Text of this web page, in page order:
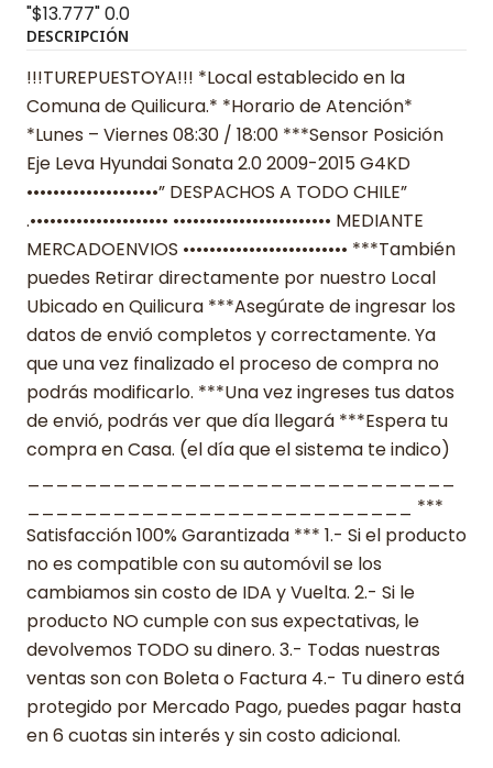
"$13.777"0.0
DESCRIPCIÓN
!!!TUREPUESTOYA!!! *Local establecido en la
Comuna de Quilicura.* *Horario de Atención*
*Lunes – Viernes 08:30 / 18:00 ***Sensor Posición
Eje Leva Hyundai Sonata 2.0 2009-2015 G4KD
••••••••••••••••••••” DESPACHOS A TODO CHILE”
.••••••••••••••••••••• •••••••••••••••••••••••• MEDIANTE
MERCADOENVIOS ••••••••••••••••••••••••• ***También
puedes Retirar directamente por nuestro Local
Ubicado en Quilicura ***Asegúrate de ingresar los
datos de envió completos y correctamente. Ya
que una vez finalizado el proceso de compra no
podrás modificarlo. ***Una vez ingreses tus datos
de envió, podrás ver que día llegará ***Espera tu
compra en Casa. (el día que el sistema te indico)
___________________________ ***
Satisfacción 100% Garantizada *** 1.- Si el producto
no es compatible con su automóvil se los
cambiamos sin costo de IDA y Vuelta. 2.- Si le
producto NO cumple con sus expectativas, le
devolvemos TODO su dinero. 3.- Todas nuestras
ventas son con Boleta o Factura 4.- Tu dinero está
protegido por Mercado Pago, puedes pagar hasta
en 6 cuotas sin interés y sin costo adicional.